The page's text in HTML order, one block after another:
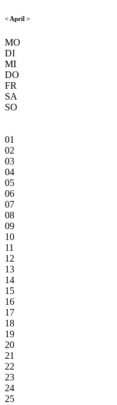
< April >
MO
DI
MI
DO
FR
SA
SO
01
02
03
04
05
06
07
08
09
10
11
12
13
14
15
16
17
18
19
20
21
22
23
24
25